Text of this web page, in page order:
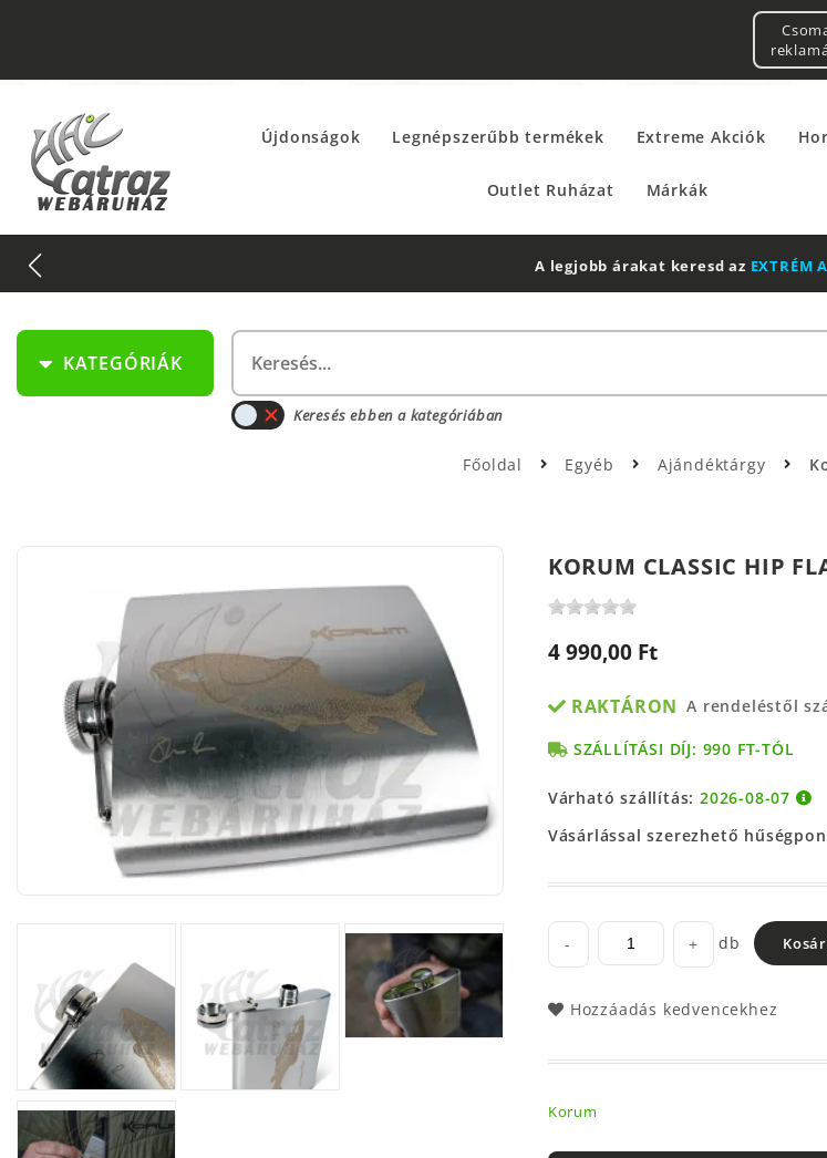
Újdonságok Legnépszerűbb termékek Extreme Akciók
Outlet Ruházat Márkák
A legjobb árakat keresd az EXTRÉM
KATEGÓRIÁK
Keresés ebben a kategóriában
Főoldal Egyéb Ajándéktárgy
KORUM CLASSIC HIP
4 990,00 Ft
RAKTÁRON A rendeléstől
SZÁLLÍTÁSI DÍJ: 990 FT-TÓL
Várható szállítás:2026-08-07
Vásárlással szerezhető
- + db
Hozzáadás kedvencekhez
Korum